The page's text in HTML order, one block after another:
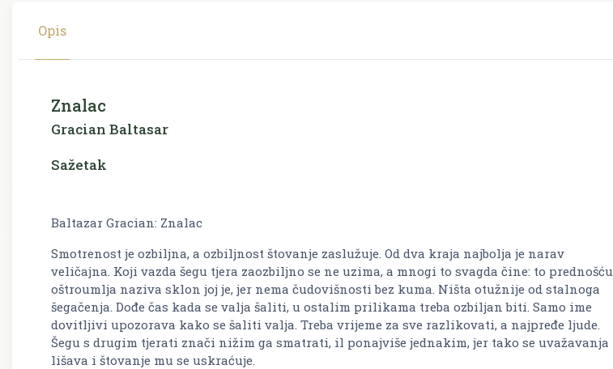
Opis
Znalac
Gracian Baltasar
Sažetak
Baltazar Gracian: Znalac
Smotrenost je ozbiljna, a ozbiljnost štovanje zaslužuje. Od dva kraja najbolja je narav
veličajna. Koji vazda šegu tjera zaozbiljno se ne uzima, a mnogi to svagda čine: to prednošću
oštroumlja naziva sklon joj je, jer nema čudovišnosti bez kuma. Ništa otužnije od stalnoga
šegačenja. Dođe čas kada se valja šaliti, u ostalim prilikama treba ozbiljan biti. Samo ime
dovitljivi upozorava kako se šaliti valja. Treba vrijeme za sve razlikovati, a najpređe ljude.
Šegu s drugim tjerati znači nižim ga smatrati, il ponajviše jednakim, jer tako se uvažavanja
lišava i štovanje mu se uskraćuje.